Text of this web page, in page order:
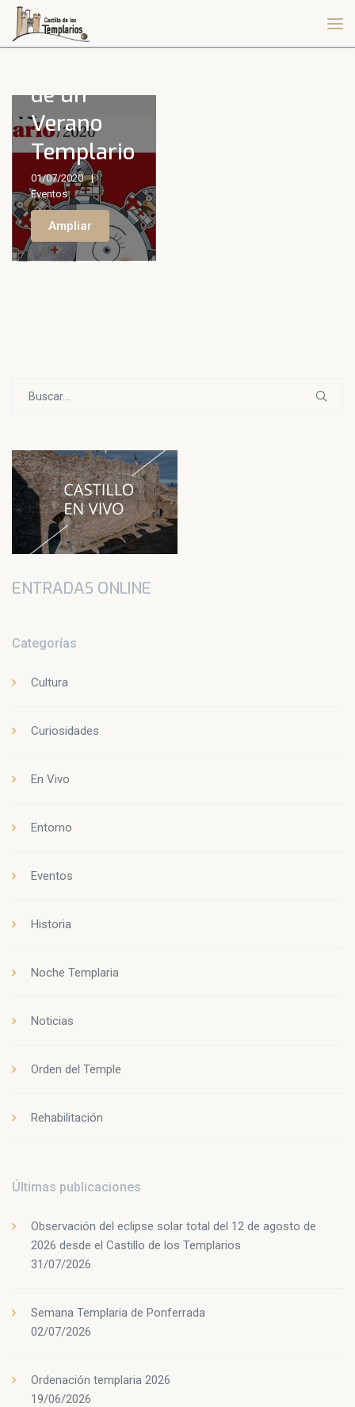
de un
Verano
Templario
01/07/2020
Eventos
Ampliar
ENTRADAS ONLINE
Categorías
Cultura
Curiosidades
En Vivo
Entorno
Eventos
Historia
Noche Templaria
Noticias
Orden del Temple
Rehabilitación
Últimas publicaciones
Observación del eclipse solar total del 12 de agosto de
2026 desde el Castillo de los Templarios
31/07/2026
Semana Templaria de Ponferrada
02/07/2026
Ordenación templaria 2026
19/06/2026